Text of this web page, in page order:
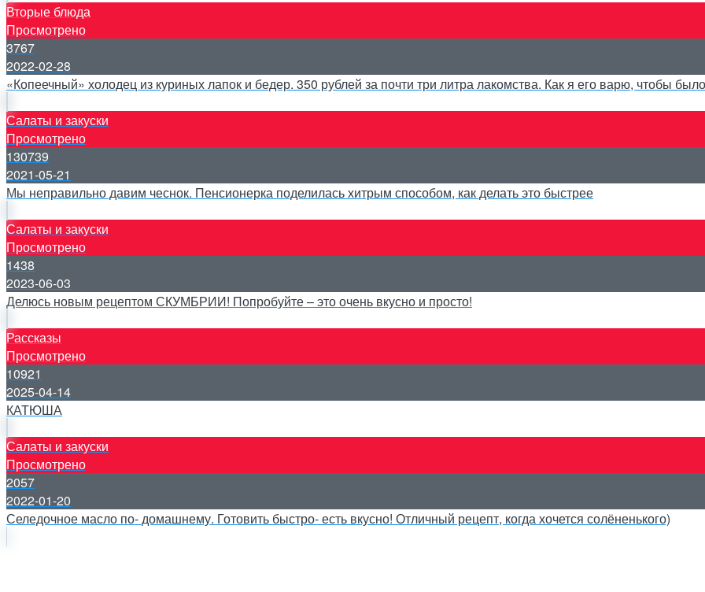
Вторые блюда
Просмотрено
3767
2022-02-28
«Копеечный» холодец из куриных лапок и бедер. 350 рублей за почти три литра лакомства. Как я его варю, чтобы
Салаты и закуски
Просмотрено
130739
2021-05-21
Мы неправильно давим чеснок. Пенсионерка поделилась хитрым способом, как делать это быстрее
Салаты и закуски
Просмотрено
1438
2023-06-03
Делюсь новым рецептом СКУМБРИИ! Попробуйте – это очень вкусно и просто!
Рассказы
Просмотрено
10921
2025-04-14
КАТЮША
Салаты и закуски
Просмотрено
2057
2022-01-20
Селедочное масло по- домашнему. Готовить быстро- есть вкусно! Отличный рецепт, когда хочется солёненького)